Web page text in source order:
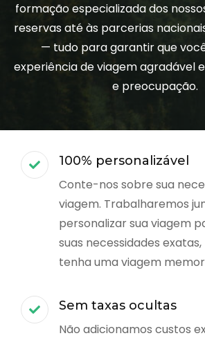
formação especializada dos
reservas até às parcerias
— tudo para garantir que
experiência de viagem agradável
e preocupação.
100% personalizável
Conte-nos sobre sua
viagem. Trabalharemos
personalizar sua viagem
suas necessidades
tenha uma viagem
Sem taxas ocultas
Não adicionamos custos